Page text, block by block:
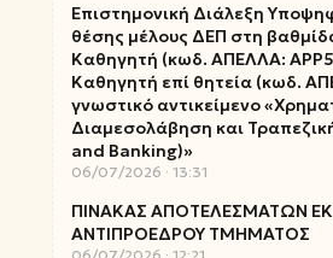
Επιστημονική Διάλεξη
θέσης μέλους ΔΕΠ στη
Καθηγητή (κωδ. ΑΠΕΛΛΑ:
Καθηγητή επί θητεία (κωδ.
γνωστικό αντικείμενο
Διαμεσολάβηση και
and Banking)»
06/07/2026 13:31
ΠΙΝΑΚΑΣ ΑΠΟΤΕΛΕΣΜΑΤΩΝ
ΑΝΤΙΠΡΟΕΔΡΟΥ ΤΜΗΜΑΤΟΣ